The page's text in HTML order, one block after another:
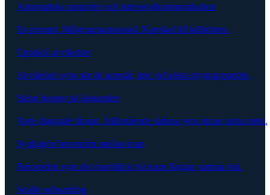
Automatiska rapporter och intressentkommunikation
En prompt. Målgruppsanpassad. Kopplad till källmöten.
Upptäck avvikelser
Avvikelser syns när de uppstår, inte vid nästa styrgruppsmöte.
Stäng loopen på åtaganden
Varje åtagande fångat. Stillastående sådana syns innan nästa möte.
Synliggör beroenden mellan team
Beroenden syns det ögonblick två team flaggar samma risk.
Snabb onboarding